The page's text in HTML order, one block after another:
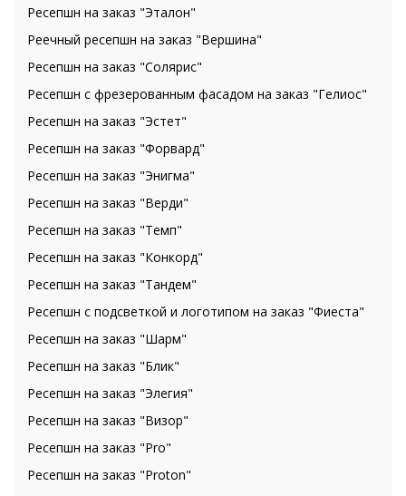
Ресепшн на заказ "Эталон"
Реечный ресепшн на заказ "Вершина"
Ресепшн на заказ "Солярис"
Ресепшн с фрезерованным фасадом на заказ "Гелиос"
Ресепшн на заказ "Эстет"
Ресепшн на заказ "Форвард"
Ресепшн на заказ "Энигма"
Ресепшн на заказ "Верди"
Ресепшн на заказ "Темп"
Ресепшн на заказ "Конкорд"
Ресепшн на заказ "Тандем"
Ресепшн с подсветкой и логотипом на заказ "Фиеста"
Ресепшн на заказ "Шарм"
Ресепшн на заказ "Блик"
Ресепшн на заказ "Элегия"
Ресепшн на заказ "Визор"
Ресепшн на заказ "Pro"
Ресепшн на заказ "Proton"